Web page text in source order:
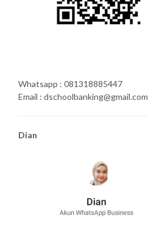
Whatsapp : 081318885447
Email : dschoolbanking@gmail.com
Dian